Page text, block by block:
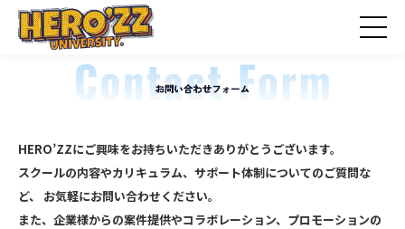
HERO’ZZにご興味をお持ちいただきありがとうございます。
スクールの内容やカリキュラム、サポート体制についてのご質問な
ど、 お気軽にお問い合わせください。
また、企業様からの案件提供やコラボレーション、プロモーションの